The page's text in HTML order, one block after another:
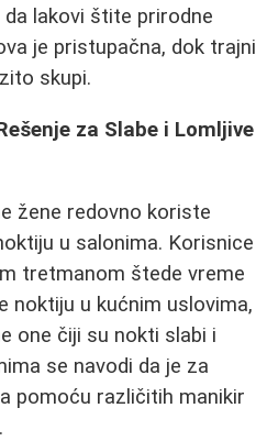
lakovi štite prirodne
je pristupačna, dok trajni
skupi.
za Slabe i Lomljive
žene redovno koriste
u salonima. Korisnice
tretmanom štede vreme
noktiju u kućnim uslovima,
one čiji su nokti slabi i
se navodi da je za
pomoću različitih manikir